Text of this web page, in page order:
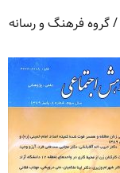
/گروه فرهنگ و رسانه